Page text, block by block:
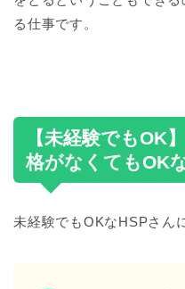
る仕事です。
【未経験でもOK
格がなくてもOK
未経験でもOKなHSPさん